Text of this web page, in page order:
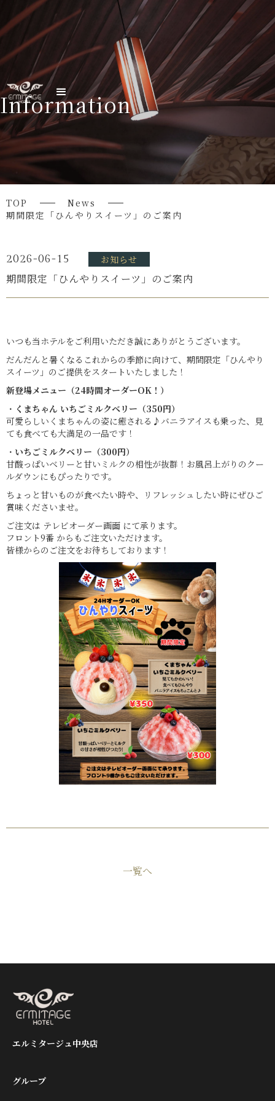
Information
TOP
News
期間限定「ひんやりスイーツ」のご案内
2026-06-15 お知らせ
期間限定「ひんやりスイーツ」のご案内
いつも当ホテルをご利用いただき誠にありがとうございます。
だんだんと暑くなるこれからの季節に向けて、期間限定「ひんやり
スイーツ」のご提供をスタートいたしました！
新登場メニュー（24時間オーダーOK！）
・ くまちゃん いちごミルクベリー（350円）
可愛らしいくまちゃんの姿に癒される♪バニラアイスも乗った、見
ても食べても大満足の一品です！
・ いちごミルクベリー（300円）
甘酸っぱいベリーと甘いミルクの相性が抜群！お風呂上がりのクー
ルダウンにもぴったりです。
ちょっと甘いものが食べたい時や、リフレッシュしたい時にぜひご
賞味くださいませ。
ご注文は テレビオーダー画面 にて承ります。
フロント9番 からもご注文いただけます。
皆様からのご注文をお待ちしております！
一覧へ
エルミタージュ中央店
グループ